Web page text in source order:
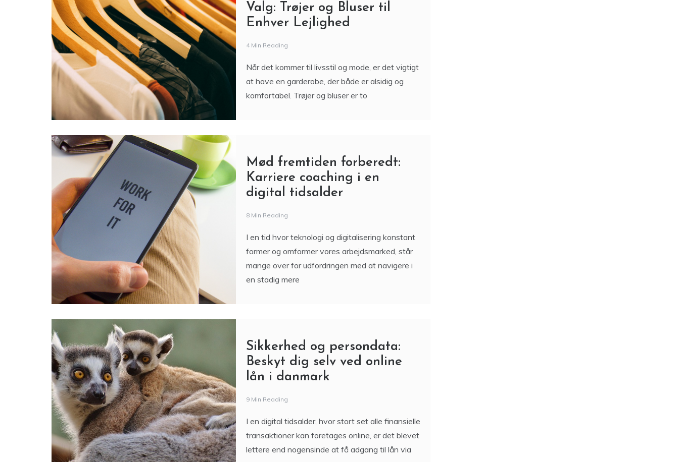
Valg: Trøjer og Bluser til
Enhver Lejlighed
4 Min Reading
Når det kommer til livsstil og mode, er det vigtigt
at have en garderobe, der både er alsidig og
komfortabel. Trøjer og bluser er to
Mød fremtiden forberedt:
Karriere coaching i en
digital tidsalder
8 Min Reading
I en tid hvor teknologi og digitalisering konstant
former og omformer vores arbejdsmarked, står
mange over for udfordringen med at navigere i
en stadig mere
Sikkerhed og persondata:
Beskyt dig selv ved online
lån i danmark
9 Min Reading
I en digital tidsalder, hvor stort set alle finansielle
transaktioner kan foretages online, er det blevet
lettere end nogensinde at få adgang til lån via